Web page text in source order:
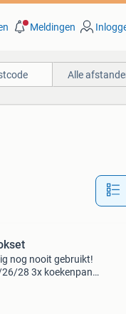
Meldingen
Alle
nog nooit gebruikt!
28 3x koekenpan :